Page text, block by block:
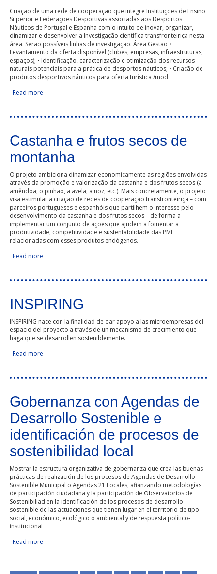
Criação de uma rede de cooperação que integre Instituições de Ensino
Superior e Federações Desportivas associadas aos Desportos
Náuticos de Portugal e Espanha com o intuito de inovar, organizar,
dinamizar e desenvolver a Investigação científica transfronteiriça nesta
área. Serão possíveis linhas de investigação: Área Gestão •
Levantamento da oferta disponível (clubes, empresas, infraestruturas,
espaços); • Identificação, caracterização e otimização dos recursos
naturais potenciais para a prática de desportos náuticos; • Criação de
produtos desportivos náuticos para oferta turística /mod
Read more
Castanha e frutos secos de
montanha
O projeto ambiciona dinamizar economicamente as regiões envolvidas
através da promoção e valorização da castanha e dos frutos secos (a
amêndoa, o pinhão, a avelã, a noz, etc.). Mais concretamente, o projeto
visa estimular a criação de redes de cooperação transfronteiriça – com
parceiros portugueses e espanhóis que partilhem o interesse pelo
desenvolvimento da castanha e dos frutos secos – de forma a
implementar um conjunto de ações que ajudem a fomentar a
produtividade, competitividade e sustentabilidade das PME
relacionadas com esses produtos endógenos.
Read more
INSPIRING
INSPIRING nace con la finalidad de dar apoyo a las microempresas del
espacio del proyecto a través de un mecanismo de crecimiento que
haga que se desarrollen sosteniblemente.
Read more
Gobernanza con Agendas de
Desarrollo Sostenible e
identificación de procesos de
sostenibilidad local
Mostrar la estructura organizativa de gobernanza que crea las buenas
prácticas de realización de los procesos de Agendas de Desarrollo
Sostenible Municipal o Agendas 21 Locales, afianzando metodologías
de participación ciudadana y la participación de Observatorios de
Sostenibiliad en la identificación de los procesos de desarrollo
sostenible de las actuaciones que tienen lugar en el territorio de tipo
social, económico, ecológico o ambiental y de respuesta político-
institucional
Read more